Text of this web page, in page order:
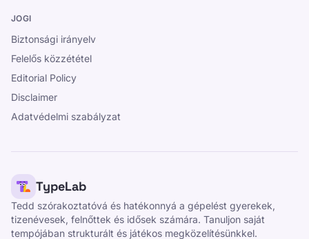
JOGI
Biztonsági irányelv
Felelős közzététel
Editorial Policy
Disclaimer
Adatvédelmi szabályzat
TypeLab
Tedd szórakoztatóvá és hatékonnyá a gépelést gyerekek,
tizenévesek, felnőttek és idősek számára. Tanuljon saját
tempójában strukturált és játékos megközelítésünkkel.